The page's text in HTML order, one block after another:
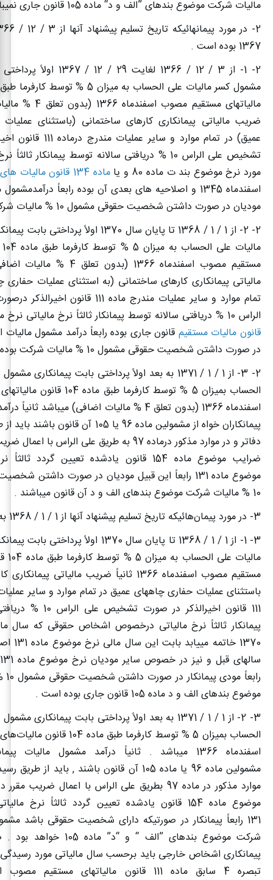
مالیات شرکت موضوع بندهای ”الف و د“ ماده 105 قانون جاری نمیباشد .
1367 بوده است .
2- 1- از 3 / 12 / 1366 لغایت 29
مالیاتهای مستقیم
ضریب مالیاتی پیمانکاری کارهای ساختمانی (باستثنای
عمیق) در تمام موارد و سایر
تشخیص علی الراس 10 % دریافتی سالانه توسط پیمانکار
مورد نرخ موضوع بند ت ماده 80 و یا
ماده 134 قانون مالیات های مستقیم
اسفندماه 1345 و اصلاحیه های بعدی آن بوده رابعاً
مودیان در صورت داشتن شخصیت حقوقی مشمول 10 % مالیات شرکت نبوده است .
2- 2- از 1 / 1 / 1368 تا پایان سال 1370 اولاً
مستقیم مصوب اسفندماه 1366
مالیاتی پیمانکاری کارهای ساختمانی (به استثنای عملیات
تمام موارد و سایر عملیات مندرج ماده 111
الراس 10 % دریافتی سالانه توسط پیمانکار ثالثاً نرخ مالیاتی نرخ موضوع
قانون مالیات مستقیم قانون جاری بوده رابعاً درآمد مشمول مالیات
در صورت داشتن شخصیت حقوقی مشمول 10 % مالیات شرکت بوده است .
2- 3- از 1 / 1 / 1371 به بعد اولاً پرداختی بابت پیمانکاری
الحساب بمیزان 5 % توسط کارفرما
اسفندماه 1366 (بدون تعلق 4 % مالیات اضافی) میباشد
پیمانکاران خواه از مشمولین ماده 96 یا 105 آن
دفاتر و در موارد مذکور درماده 97 به طریق علی الراس
ضرایب موضوع ماده 154 قانون یادشده تعیین گردد
موضوع ماده 131 رابعاً این قبیل مودیان در صورت داشتن
10 % مالیات شرکت موضوع بندهای الف و د آن قانون میباشند .
3- در مورد پیمان‌هائیکه تاریخ تسلیم پیشنهاد آنها از 1 / 1 / 1368 به بعد میباشد:
3- 1- از 1 / 1 / 1368 تا پایان سال 1370 اولاً
مستقیم مصوب اسفندماه 1366 ثانیاً ضریب مالیاتی
باستثنای عملیات حفاری چاههای عمیق در تمام موارد و سایر
111 قانون اخیرالذکر در
پیمانکار ثالثاً نرخ مالیاتی درخصوص اشخاص حقوقی که سال
1370
موضوع بندهای الف و د ماده 105 قانون جاری بوده است .
3- 2- از 1 / 1 / 1371 به بعد اولاً پرداختی بابت پیمانکاری
الحساب بمیزان 5 % توسط کارفرما
اسفندماه 1366 میباشد . ثانیاً درآمد مشمول مالیات
مشمولین ماده 96 یا ماده 105 آن قانون باشند , باید
موارد مذکور در ماده 97 بطریق علی الراس با اعمال
موضوع ماده 154 قانون یادشده تعیین گردد ثالثاً نرخ
شرکت موضوع بندهای ”الف “ و
پیمانکاری اشخاص خارجی باید برحسب سال مالیاتی مورد